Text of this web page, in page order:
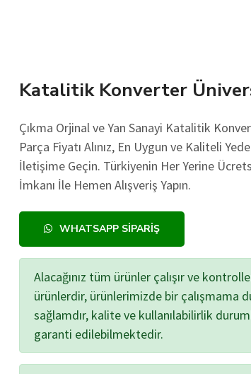
Katalitik Konverter
Çıkma Orjinal ve Yan Sanayi Katalitik
Parça Fiyatı Alınız, En Uygun ve Kaliteli
İletişime Geçin. Türkiyenin Her Yerine
İmkanı İle Hemen Alışveriş Yapın.
WHATSAPP SIPARIŞ
Alacağınız tüm ürünler çalışır ve
ürünlerdir, ürünlerimizde bir çalışmama
sağlamdır, kalite ve kullanılabilirlik
garanti edilebilmektedir.